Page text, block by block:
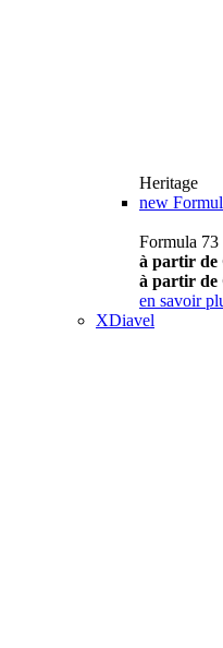
Heritage
new
Formula 73
à partir de
à partir de
en savoir
XDiavel